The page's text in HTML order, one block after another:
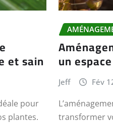
et sain
pour
plantes.
un
Jeff Fév
transformer